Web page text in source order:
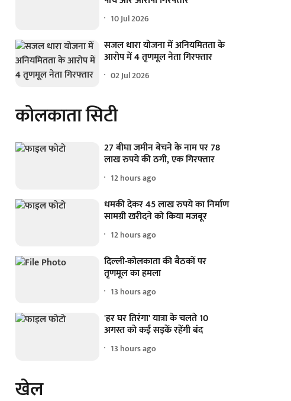
10 Jul 2026
सजल धारा योजना में अनियमितता के
आरोप में 4 तृणमूल नेता गिरफ्तार
02 Jul 2026
कोलकाता सिटी
27 बीघा जमीन बेचने के नाम पर 78
लाख रुपये की ठगी, एक गिरफ्तार
12 hours ago
धमकी देकर 45 लाख रुपये का निर्माण
सामग्री खरीदने को किया मजबूर
12 hours ago
दिल्ली-कोलकाता की बैठकों पर
तृणमूल का हमला
13 hours ago
'हर घर तिरंगा' यात्रा के चलते 10
अगस्त को कई सड़कें रहेंगी बंद
13 hours ago
खेल